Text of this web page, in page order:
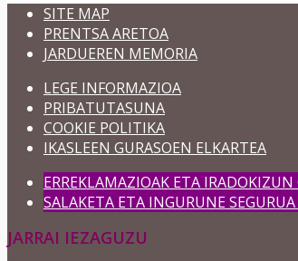
SITE MAP
PRENTSA ARETOA
JARDUEREN MEMORIA
LEGE INFORMAZIOA
PRIBATUTASUNA
COOKIE POLITIKA
IKASLEEN GURASOEN ELKARTEA
ERREKLAMAZIOAK ETA
SALAKETA ETA INGURUNE
JARRAI IEZAGUZU